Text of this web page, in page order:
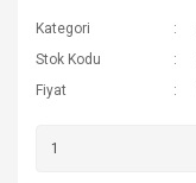
Kategori
Stok Kodu
Fiyat